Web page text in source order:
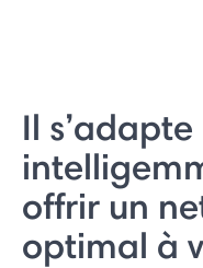
Il s’adapte
offrir un
optimal à